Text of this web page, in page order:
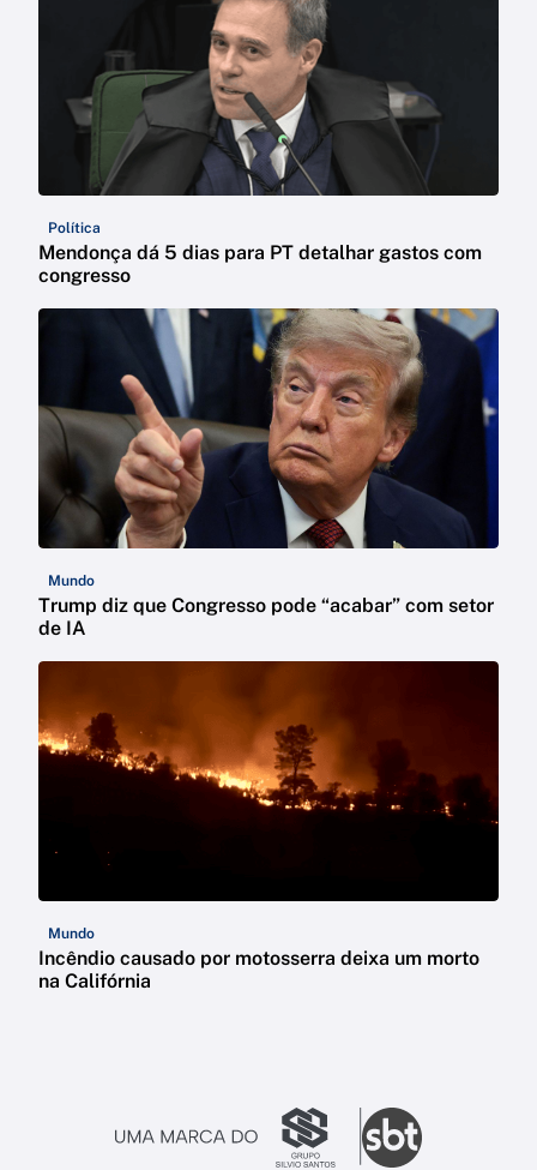
Política
Mendonça dá 5 dias para PT detalhar gastos com
congresso
Mundo
Trump diz que Congresso pode “acabar” com setor
de IA
Mundo
Incêndio causado por motosserra deixa um morto
na Califórnia